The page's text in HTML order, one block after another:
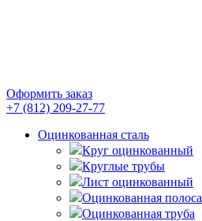
Оформить заказ
+7 (812) 209-27-77
Оцинкованная сталь
Круг оцинкованный
Круглые трубы
Лист оцинкованный
Оцинкованная полоса
Оцинкованная труба